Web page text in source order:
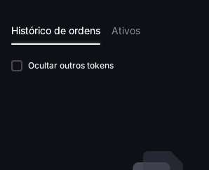
Histórico de ordens Ativos
Ocultar outros tokens